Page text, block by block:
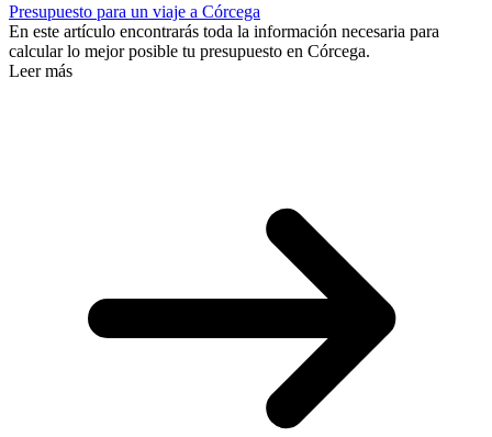
Presupuesto para un viaje a Córcega
En este artículo encontrarás toda la información necesaria para
calcular lo mejor posible tu presupuesto en Córcega.
Leer más